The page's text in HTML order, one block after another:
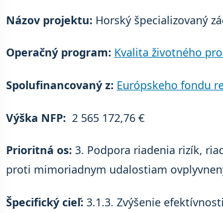
Názov projektu: Horský špecializovaný
Operačný program: Kvalita životného
Spolufinancovaný z: Európskeho fondu
Výška NFP: 2 565 172,76 €
Prioritná os: 3. Podpora riadenia rizík,
proti mimoriadnym udalostiam
Špecifický cieľ: 3.1.3. Zvýšenie